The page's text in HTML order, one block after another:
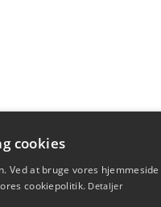
cookies
Ved at bruge vores hjemmeside
cookiepolitik. Detaljer